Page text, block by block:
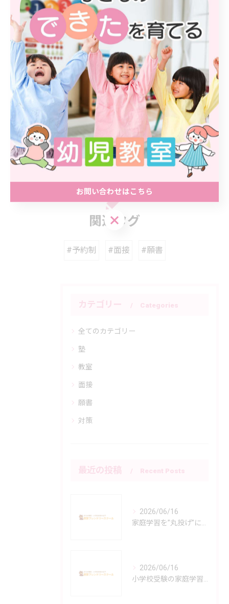
電話番号 : 03-3390-0750
多彩な教室を東京の教室にて開催
--------------------------------------------------------------------
--
教室
< 前のページ 一覧に戻る 次のページ >
関連タグ
#予約制 #面接 #願書
カテゴリー Categories
全てのカテゴリー
塾
教室
面接
願書
対策
最近の投稿 Recent Posts
2026/06/16
家庭学習を”丸投げ”にしない小学校受験指導
2026/06/16
小学校受験の家庭学習で親子が苦しくならないために
お問い合わせはこちら
お問い合わせはこちら